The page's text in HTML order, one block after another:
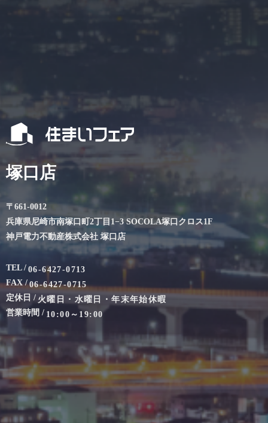
塚口店
〒661-0012
兵庫県尼崎市南塚口町2丁目1−3 SOCOLA塚口クロス1F
神戸電力不動産株式会社 塚口店
TEL / 06-6427-0713
FAX / 06-6427-0715
定休日 / 火曜日・水曜日・年末年始休暇
営業時間 / 10:00～19:00